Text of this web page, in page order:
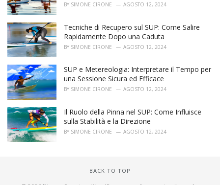
BY SIMONE CIRONE AGOSTO 12, 2024
Tecniche di Recupero sul SUP: Come Salire
Rapidamente Dopo una Caduta
BY SIMONE CIRONE AGOSTO 12, 2024
SUP e Metereologia: Interpretare il Tempo per
una Sessione Sicura ed Efficace
BY SIMONE CIRONE AGOSTO 12, 2024
Il Ruolo della Pinna nel SUP: Come Influisce
sulla Stabilità e la Direzione
BY SIMONE CIRONE AGOSTO 12, 2024
BACK TO TOP